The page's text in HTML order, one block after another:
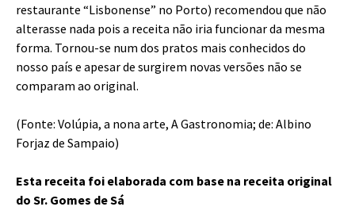
restaurante “Lisbonense” no Porto) recomendou que não
alterasse nada pois a receita não iria funcionar da mesma
forma. Tornou-se num dos pratos mais conhecidos do
nosso país e apesar de surgirem novas versões não se
comparam ao original.
(Fonte: Volúpia, a nona arte, A Gastronomia; de: Albino
Forjaz de Sampaio)
Esta receita foi elaborada com base na receita original
do Sr. Gomes de Sá